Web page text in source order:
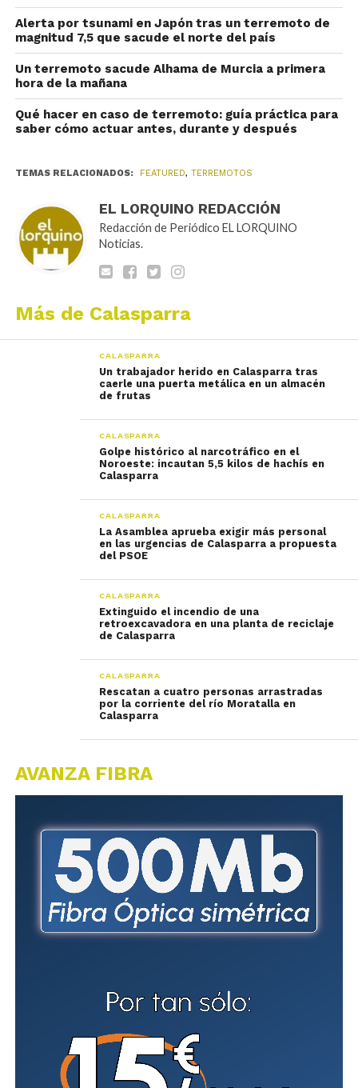
Alerta por tsunami en Japón tras un terremoto de
magnitud 7,5 que sacude el norte del país
Un terremoto sacude Alhama de Murcia a primera
hora de la mañana
Qué hacer en caso de terremoto: guía práctica para
saber cómo actuar antes, durante y después
TEMAS RELACIONADOS: FEATURED, TERREMOTOS
EL LORQUINO REDACCIÓN
Redacción de Periódico EL LORQUINO
Noticias.
Más de Calasparra
CALASPARRA
Un trabajador herido en Calasparra tras
caerle una puerta metálica en un almacén
de frutas
CALASPARRA
Golpe histórico al narcotráfico en el
Noroeste: incautan 5,5 kilos de hachís en
Calasparra
CALASPARRA
La Asamblea aprueba exigir más personal
en las urgencias de Calasparra a propuesta
del PSOE
CALASPARRA
Extinguido el incendio de una
retroexcavadora en una planta de reciclaje
de Calasparra
CALASPARRA
Rescatan a cuatro personas arrastradas
por la corriente del río Moratalla en
Calasparra
AVANZA FIBRA